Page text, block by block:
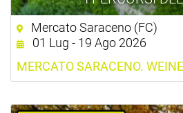
Mercato Saraceno (FC)
01 Lug - 19 Ago 2026
MERCATO SARACENO.